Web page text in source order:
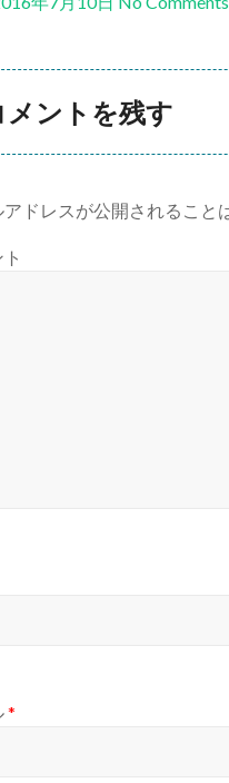
メントを残す
アドレスが公開されること
*